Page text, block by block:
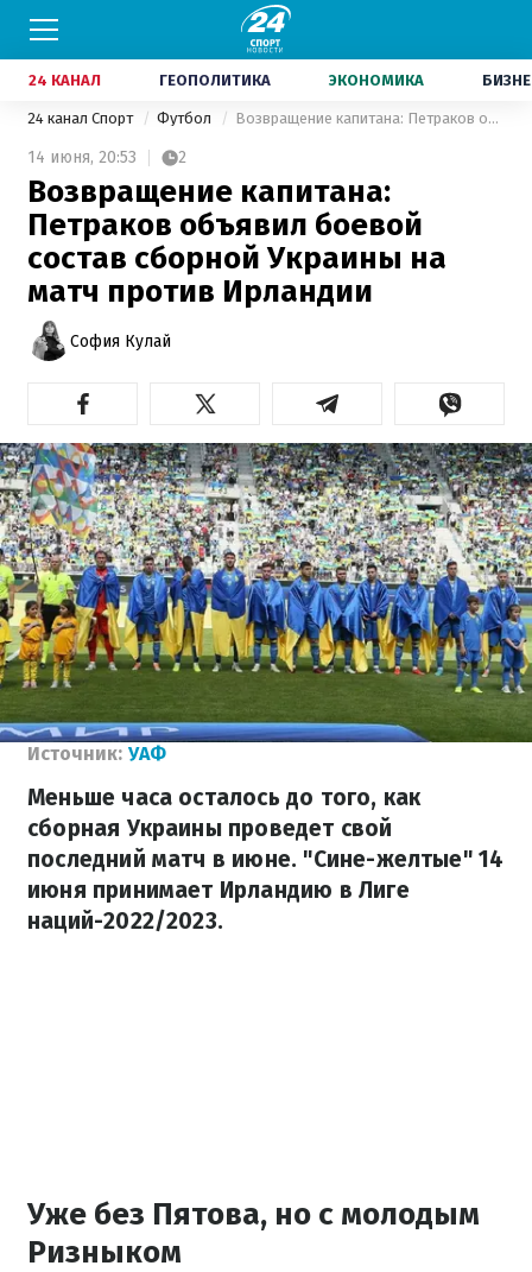
24 КАНАЛ ГЕОПОЛИТИКА ЭКОНОМИКА
24 канал Спорт Футбол Возвращение капитана: Петраков объявил боевой состав сборной Украины на матч против Ирландии
14 июня, 20:53 2
Возвращение капитана:
Петраков объявил боевой
состав сборной Украины на
матч против Ирландии
София Кулай
Источник: УАФ
Меньше часа осталось до того, как
сборная Украины проведет свой
последний матч в июне. "Сине-желтые" 14
июня принимает Ирландию в Лиге
наций-2022/2023.
Уже без Пятова, но с молодым
Ризныком